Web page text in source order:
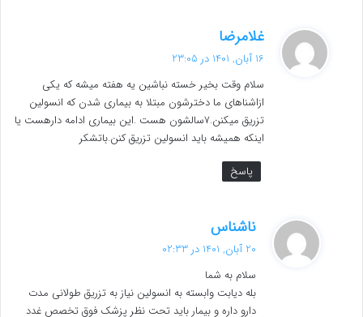
غلامرضا
ف
:
16 آبان, 1401 در 23:05
سلام وقت بخیر خسته نباشین یه هفته میشه که یکی
ازاشناهای ما دخترشون مبتلا به بیماری شدن که انسولین
تزریق میکنن.7سالشون هست .این بیماری ادامه دارهست یا
اینکه همیشه باید انسولین تزریق کنن.باتشکر
پاسخ
ناشناس
ف
:
20 آبان, 1401 در 02:33
سلام به شما
بله دیابت وابسته به انسولین نیاز به تزریق طولانی مدت
دارو داره و بیمار باید تحت نظر پزشک فوق تخصص غدد